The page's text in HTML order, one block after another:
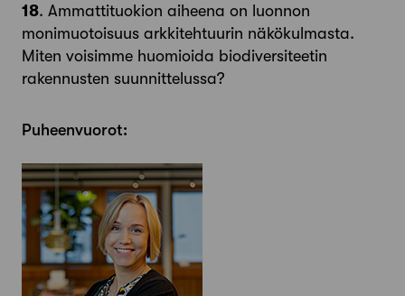
18. Ammattituokion aiheena on luonnon
monimuotoisuus arkkitehtuurin näkökulmasta.
Miten voisimme huomioida biodiversiteetin
rakennusten suunnittelussa?
Puheenvuorot: